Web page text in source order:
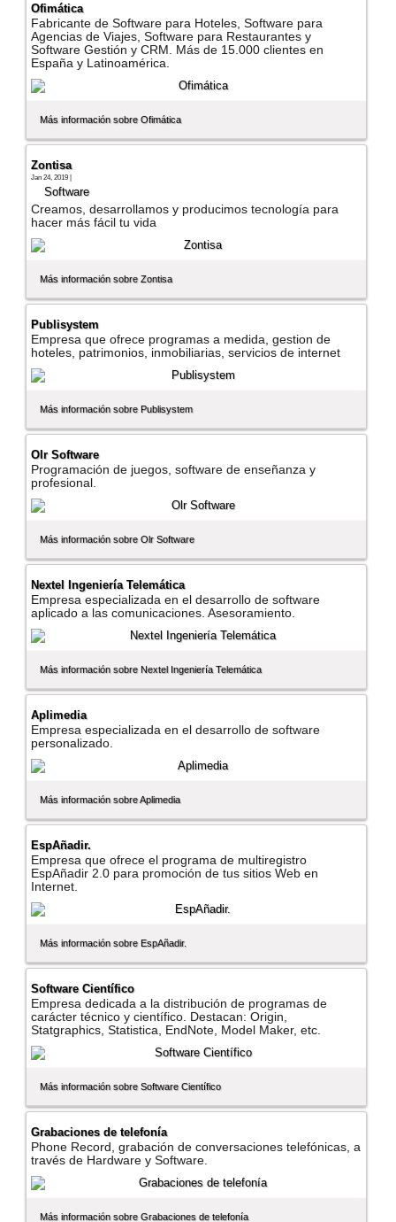
Ofimática
Fabricante de Software para Hoteles, Software para
Agencias de Viajes, Software para Restaurantes y
Software Gestión y CRM. Más de 15.000 clientes en
España y Latinoamérica.
Más información sobre Ofimática
Zontisa
Jan 24, 2019 |
Software
Creamos, desarrollamos y producimos tecnologí­a para
hacer más fácil tu vida
Más información sobre Zontisa
Publisystem
Empresa que ofrece programas a medida, gestion de
hoteles, patrimonios, inmobiliarias, servicios de internet
Más información sobre Publisystem
Olr Software
Programación de juegos, software de enseñanza y
profesional.
Más información sobre Olr Software
Nextel Ingenierí­a Telemática
Empresa especializada en el desarrollo de software
aplicado a las comunicaciones. Asesoramiento.
Más información sobre Nextel Ingenierí­a Telemática
Aplimedia
Empresa especializada en el desarrollo de software
personalizado.
Más información sobre Aplimedia
EspAñadir.
Empresa que ofrece el programa de multiregistro
EspAñadir 2.0 para promoción de tus sitios Web en
Internet.
Más información sobre EspAñadir.
Software Cientí­fico
Empresa dedicada a la distribución de programas de
carácter técnico y cientí­fico. Destacan: Origin,
Statgraphics, Statistica, EndNote, Model Maker, etc.
Más información sobre Software Cientí­fico
Grabaciones de telefoní­a
Phone Record, grabación de conversaciones telefónicas, a
través de Hardware y Software.
Más información sobre Grabaciones de telefoní­a